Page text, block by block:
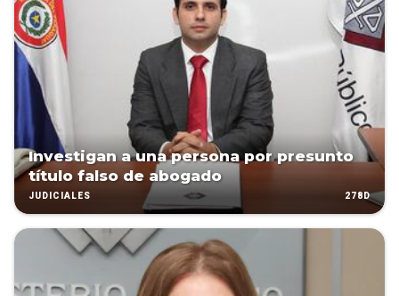
Investigan a una persona por presunto
título falso de abogado
JUDICIALES 278D